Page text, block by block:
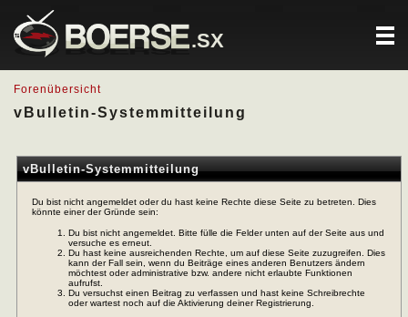
.SX
Forenübersicht
vBulletin-Systemmitteilung
vBulletin-Systemmitteilung
Du bist nicht angemeldet oder du hast keine Rechte diese Seite zu betreten. Dies
könnte einer der Gründe sein:
Du bist nicht angemeldet. Bitte fülle die Felder unten auf der Seite aus und
versuche es erneut.
Du hast keine ausreichenden Rechte, um auf diese Seite zuzugreifen. Dies
kann der Fall sein, wenn du Beiträge eines anderen Benutzers ändern
möchtest oder administrative bzw. andere nicht erlaubte Funktionen
aufrufst.
Du versuchst einen Beitrag zu verfassen und hast keine Schreibrechte
oder wartest noch auf die Aktivierung deiner Registrierung.